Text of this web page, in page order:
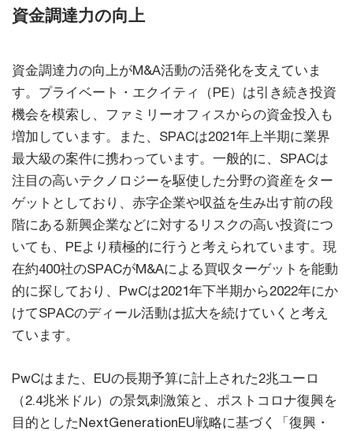
資金調達力の向上
資金調達力の向上がM&A活動の活発化を支えていま
す。プライベート・エクイティ（PE）は引き続き投資
機会を模索し、ファミリーオフィスからの資金投入も
増加しています。また、SPACは2021年上半期に業界
最大級の案件に携わっています。一般的に、SPACは
注目の高いテクノロジーを駆使した分野の資産をター
ゲットとしており、赤字企業や収益を生み出す前の段
階にある新興企業などに対するリスクの高い投資につ
いても、PEより積極的に行うと考えられています。現
在約400社のSPACがM&Aによる買収ターゲットを能動
的に探しており、PwCは2021年下半期から2022年にか
けてSPACのディール活動は拡大を続けていくと考え
ています。
PwCはまた、EUの長期予算に計上された2兆ユーロ
（2.4兆米ドル）の景気刺激策と、ポストコロナ復興を
目的としたNextGenerationEU戦略に基づく「復興・